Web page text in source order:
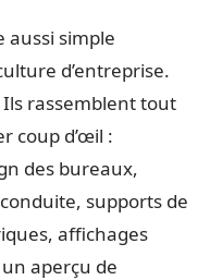
aussi simple
d’entreprise.
Ils rassemblent tout
coup d’œil :
des bureaux,
supports de
affichages
aperçu de